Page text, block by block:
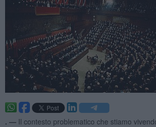
. — Il contesto problematico che stiamo